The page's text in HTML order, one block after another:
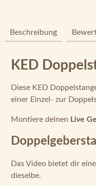
Beschreibung
KED
Diese KED
einer Einzel- zur
Montiere deinen Live
Das Video bietet dir
dieselbe.